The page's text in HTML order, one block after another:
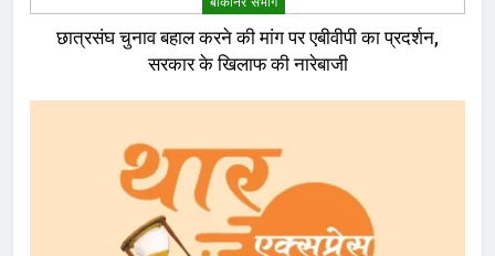
छात्रसंघ चुनाव बहाल करने की मांग पर एबीवीपी का प्रदर्शन,
सरकार के खिलाफ की नारेबाजी